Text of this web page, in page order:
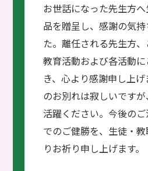
お世話になった先生方
品を贈呈し、感謝の気
た。離任される先生方
教育活動および各活動
き、心より感謝申し上げ
のお別れは寂しいです
活躍ください。今後の
でのご健勝を、生徒・
りお祈り申し上げます。